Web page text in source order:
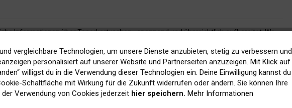
Informationen über Tonerkartuschen - spannend und übersichtlich aufbereitet. Wo
Tonerkartuschen kaufen.
Druckerzubehör,Laserdrucker,Toner
Aktiv
Inaktiv
vergleichbare Technologien, um unsere Dienste anzubieten, stetig zu verbessern und
personalisiert auf unserer Website und Partnerseiten anzuzeigen. Mit Klick auf
willigst du in die Verwendung dieser Technologien ein. Deine Einwilligung kannst du
Schaltfläche mit Wirkung für die Zukunft widerrufen oder ändern. Sie können Ihre
Verwendung von Cookies jederzeit hier speichern. Mehr Informationen